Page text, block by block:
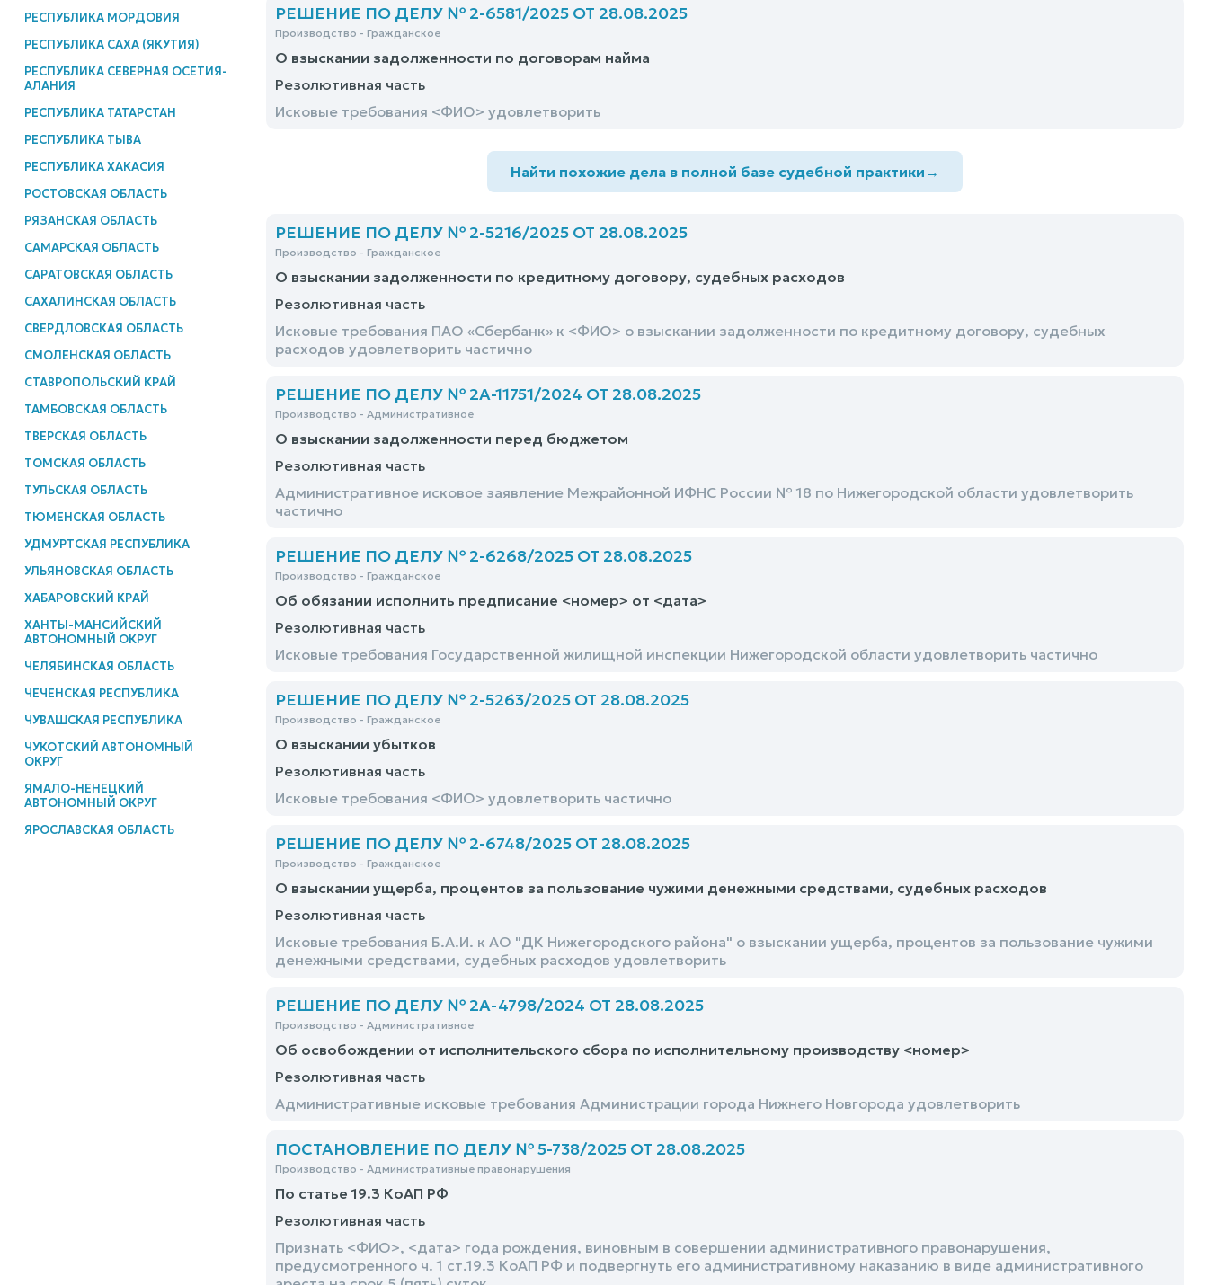
РЕСПУБЛИКА МОРДОВИЯ
РЕСПУБЛИКА САХА (ЯКУТИЯ)
РЕСПУБЛИКА СЕВЕРНАЯ ОСЕТИЯ-
АЛАНИЯ
РЕСПУБЛИКА ТАТАРСТАН
РЕСПУБЛИКА ТЫВА
РЕСПУБЛИКА ХАКАСИЯ
РОСТОВСКАЯ ОБЛАСТЬ
РЯЗАНСКАЯ ОБЛАСТЬ
САМАРСКАЯ ОБЛАСТЬ
САРАТОВСКАЯ ОБЛАСТЬ
САХАЛИНСКАЯ ОБЛАСТЬ
СВЕРДЛОВСКАЯ ОБЛАСТЬ
СМОЛЕНСКАЯ ОБЛАСТЬ
СТАВРОПОЛЬСКИЙ КРАЙ
ТАМБОВСКАЯ ОБЛАСТЬ
ТВЕРСКАЯ ОБЛАСТЬ
ТОМСКАЯ ОБЛАСТЬ
ТУЛЬСКАЯ ОБЛАСТЬ
ТЮМЕНСКАЯ ОБЛАСТЬ
УДМУРТСКАЯ РЕСПУБЛИКА
УЛЬЯНОВСКАЯ ОБЛАСТЬ
ХАБАРОВСКИЙ КРАЙ
ХАНТЫ-МАНСИЙСКИЙ
АВТОНОМНЫЙ ОКРУГ
ЧЕЛЯБИНСКАЯ ОБЛАСТЬ
ЧЕЧЕНСКАЯ РЕСПУБЛИКА
ЧУВАШСКАЯ РЕСПУБЛИКА
ЧУКОТСКИЙ АВТОНОМНЫЙ
ОКРУГ
ЯМАЛО-НЕНЕЦКИЙ
АВТОНОМНЫЙ ОКРУГ
ЯРОСЛАВСКАЯ ОБЛАСТЬ
РЕШЕНИЕ ПО ДЕЛУ № 2-6581/2025 ОТ 28.08.2025
Производство - Гражданское
О взыскании задолженности по договорам найма
Резолютивная часть
Исковые требования <ФИО> удовлетворить
Найти похожие дела в полной базе судебной практики →
РЕШЕНИЕ ПО ДЕЛУ № 2-5216/2025 ОТ 28.08.2025
Производство - Гражданское
О взыскании задолженности по кредитному договору, судебных расходов
Резолютивная часть
Исковые требования ПАО «Сбербанк» к <ФИО> о взыскании задолженности по кредитному договору, судебных
расходов удовлетворить частично
РЕШЕНИЕ ПО ДЕЛУ № 2А-11751/2024 ОТ 28.08.2025
Производство - Административное
О взыскании задолженности перед бюджетом
Резолютивная часть
Административное исковое заявление Межрайонной ИФНС России № 18 по Нижегородской области удовлетворить
частично
РЕШЕНИЕ ПО ДЕЛУ № 2-6268/2025 ОТ 28.08.2025
Производство - Гражданское
Об обязании исполнить предписание <номер> от <дата>
Резолютивная часть
Исковые требования Государственной жилищной инспекции Нижегородской области удовлетворить частично
РЕШЕНИЕ ПО ДЕЛУ № 2-5263/2025 ОТ 28.08.2025
Производство - Гражданское
О взыскании убытков
Резолютивная часть
Исковые требования <ФИО> удовлетворить частично
РЕШЕНИЕ ПО ДЕЛУ № 2-6748/2025 ОТ 28.08.2025
Производство - Гражданское
О взыскании ущерба, процентов за пользование чужими денежными средствами, судебных расходов
Резолютивная часть
Исковые требования Б.А.И. к АО "ДК Нижегородского района" о взыскании ущерба, процентов за пользование чужими
денежными средствами, судебных расходов удовлетворить
РЕШЕНИЕ ПО ДЕЛУ № 2А-4798/2024 ОТ 28.08.2025
Производство - Административное
Об освобождении от исполнительского сбора по исполнительному производству <номер>
Резолютивная часть
Административные исковые требования Администрации города Нижнего Новгорода удовлетворить
ПОСТАНОВЛЕНИЕ ПО ДЕЛУ № 5-738/2025 ОТ 28.08.2025
Производство - Административные правонарушения
По статье 19.3 КоАП РФ
Резолютивная часть
Признать <ФИО>, <дата> года рождения, виновным в совершении административного правонарушения,
предусмотренного ч. 1 ст.19.3 КоАП РФ и подвергнуть его административному наказанию в виде административного